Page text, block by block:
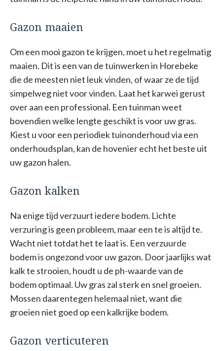
Gazon maaien
Om een mooi gazon te krijgen, moet u het regelmatig
maaien. Dit is een van de tuinwerken in Horebeke
die de meesten niet leuk vinden, of waar ze de tijd
simpelweg niet voor vinden. Laat het karwei gerust
over aan een professional. Een tuinman weet
bovendien welke lengte geschikt is voor uw gras.
Kiest u voor een periodiek tuinonderhoud via een
onderhoudsplan, kan de hovenier echt het beste uit
uw gazon halen.
Gazon kalken
Na enige tijd verzuurt iedere bodem. Lichte
verzuring is geen probleem, maar een te is altijd te.
Wacht niet totdat het te laat is. Een verzuurde
bodem is ongezond voor uw gazon. Door jaarlijks wat
kalk te strooien, houdt u de ph-waarde van de
bodem optimaal. Uw gras zal sterk en snel groeien.
Mossen daarentegen helemaal niet, want die
groeien niet goed op een kalkrijke bodem.
Gazon verticuteren